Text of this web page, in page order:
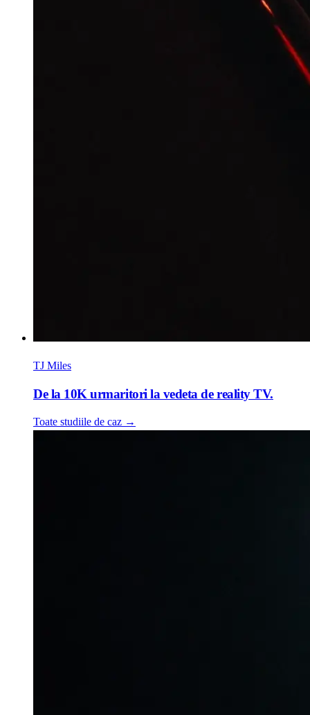
TJ Miles
De la 10K urmaritori la vedeta de reality TV.
Toate studiile de caz →